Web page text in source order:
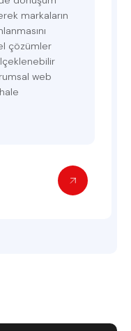
markaların
çözümler
web